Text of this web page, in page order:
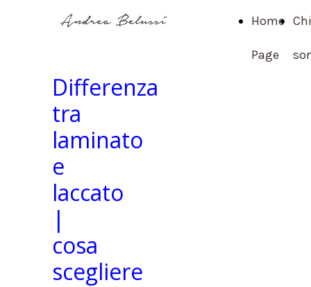
Home
Page
Chi
Differenza
tra
laminato
e
laccato
|
cosa
scegliere